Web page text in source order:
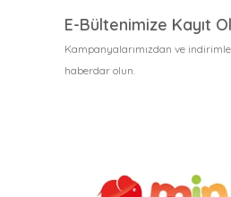
E-Bültenimize Kayıt
Kampanyalarımızdan ve
haberdar olun.